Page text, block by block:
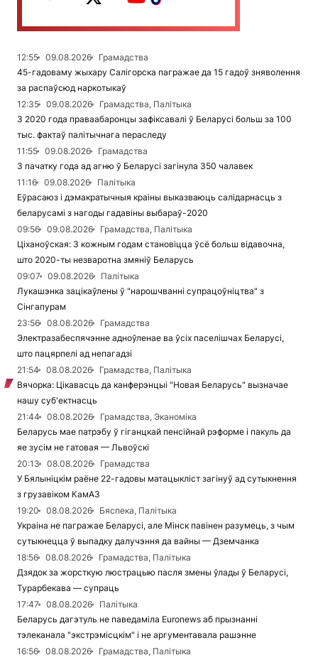
12:55 09.08.2026
Грамадства
45-гадоваму жыхару Салігорска пагражае да 15 гадоў зняволення
за распаўсюд наркотыкаў
12:35
09.08.2026
Грамадства, Палітыка
З 2020 года праваабаронцы зафіксавалі ў Беларусі больш за 100
тыс. фактаў палітычнага пераследу
11:55
09.08.2026
Грамадства
З пачатку года ад агню ў Беларусі загінула 350 чалавек
11:16
09.08.2026
Палітыка
Еўрасаюз і дэмакратычныя краіны выказваюць салідарнасць з
беларусамі з нагоды гадавіны выбараў-2020
09:56
09.08.2026
Грамадства, Палітыка
Ціханоўская: З кожным годам становіцца ўсё больш відавочна,
што 2020-ты незваротна змяніў Беларусь
09:07
09.08.2026
Палітыка
Лукашэнка зацікаўлены ў "нарошчванні супрацоўніцтва" з
Сінгапурам
23:56
08.08.2026
Грамадства
Электразабеспячэнне адноўленае ва ўсіх паселішчах Беларусі,
што пацярпелі ад непагадзі
21:54
08.08.2026
Грамадства, Палітыка
Вячорка: Цікавасць да канферэнцыі "Новая Беларусь" вызначае
нашу суб'ектнасць
21:44
08.08.2026
Грамадства, Эканоміка
Беларусь мае патрэбу ў гіганцкай пенсійнай рэформе і пакуль да
яе зусім не гатовая — Львоўскі
20:13
08.08.2026
Грамадства
У Бялыніцкім раёне 22-гадовы матацыкліст загінуў ад сутыкнення
з грузавіком КамАЗ
19:20
08.08.2026
Бяспека, Палітыка
Украіна не пагражае Беларусі, але Мінск павінен разумець, з чым
сутыкнецца ў выпадку далучэння да вайны — Дземчанка
18:56
08.08.2026
Грамадства, Палітыка
Дзядок за жорсткую люстрацыю пасля змены ўлады ў Беларусі,
Турарбекава — супраць
17:47
08.08.2026
Палітыка
Беларусь дагэтуль не паведаміла Euronews аб прызнанні
тэлеканала "экстрэмісцкім" і не аргументавала рашэнне
16:56
08.08.2026
Грамадства, Палітыка